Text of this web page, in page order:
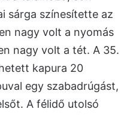
sárga színesítette az
nagy volt a nyomás
nagy volt a tét. A 35.
kapura 20
egy szabadrúgást,
A félidő utolsó